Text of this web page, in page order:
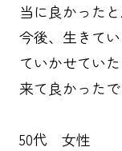
当に良かったと
今後、生きて
ていかせていた
来て良かった
50代 女性